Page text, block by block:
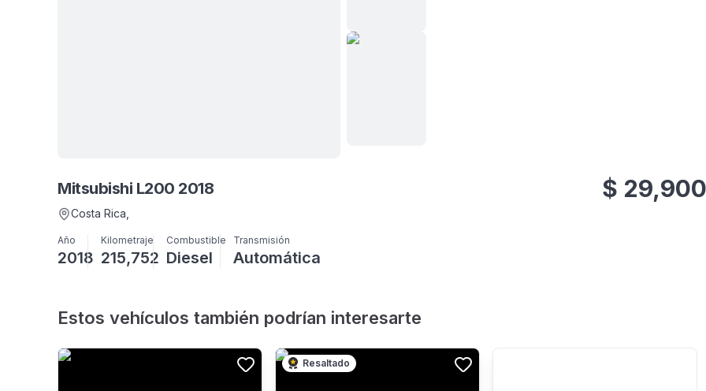
Mitsubishi L200 2018
Costa Rica
Año
2018
Kilometraje
215,752
Combustible
Diesel
Transmisión
Automática
$ 29,900
Estos vehículos también podrían interesarte
Resaltado